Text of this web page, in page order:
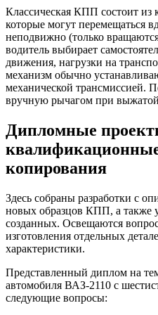
Классическая КПП состоит из
которые могут перемещаться
неподвижно (только
водитель выбирает
движения, нагрузки на
механизм обычно
механической трансмиссией.
вручную рычагом при
Дипломные
копирования
Здесь собраны разработки с
новых образцов КПП, а также
созданных. Освещаются
изготовления отдельных
характеристики.
Представленный диплом на
автомобиля ВАЗ-2110 с
следующие вопросы: